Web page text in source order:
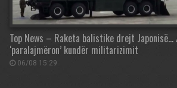
Top News – Raketa balistike drejt
‘paralajmëron’ kundër militarizimit
06/08 15:29